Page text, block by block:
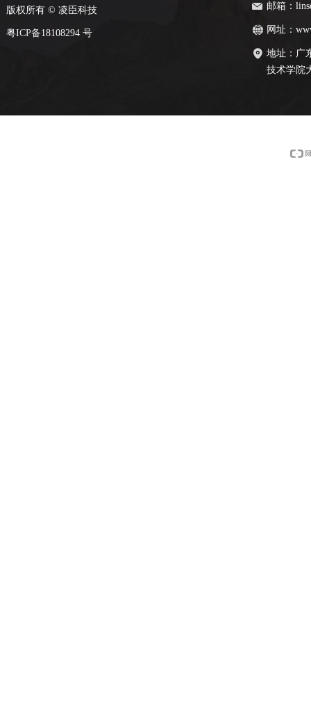
版权所有 © 凌臣科技
粤ICP备18108294 号
邮箱：
网址：
地址： 广
技术学院